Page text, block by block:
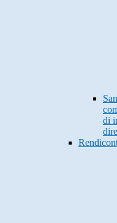
di